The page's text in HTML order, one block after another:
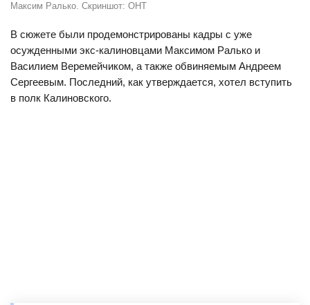
Максим Ралько. Скриншот: ОНТ
В сюжете были продемонстрированы кадры с уже
осужденными экс-калиновцами Максимом Ралько и
Василием Веремейчиком, а также обвиняемым Андреем
Сергеевым. Последний, как утверждается, хотел вступить
в полк Калиновского.